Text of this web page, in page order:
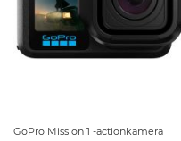
GoPro Mission 1 -actionkamera